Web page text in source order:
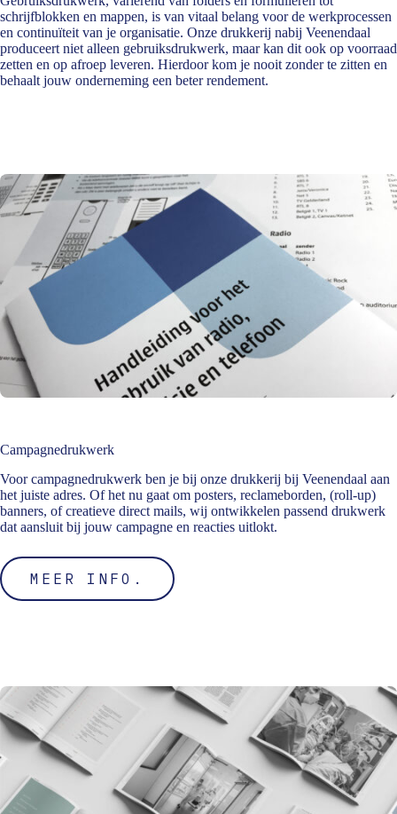
schrijfblokken en mappen, is van vitaal belang voor de werkprocessen
en continuïteit van je organisatie. Onze drukkerij nabij Veenendaal
produceert niet alleen gebruiksdrukwerk, maar kan dit ook op voorraad
zetten en op afroep leveren. Hierdoor kom je nooit zonder te zitten en
behaalt jouw onderneming een beter rendement.
Campagnedrukwerk
Voor campagnedrukwerk ben je bij onze drukkerij bij Veenendaal aan
het juiste adres. Of het nu gaat om posters, reclameborden, (roll-up)
banners, of creatieve direct mails, wij ontwikkelen passend drukwerk
dat aansluit bij jouw campagne en reacties uitlokt.
MEER INFO.